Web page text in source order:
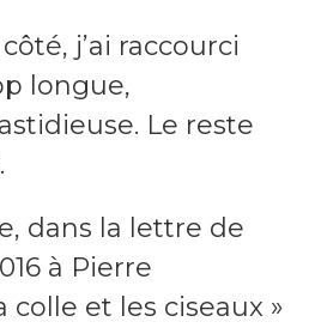
j’ai raccourci
longue,
Le reste
dans la lettre de
à Pierre
colle et les ciseaux »